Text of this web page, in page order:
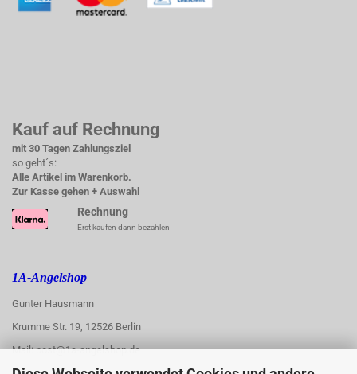
Kauf auf Rechnung
mit 30 Tagen Zahlungsziel
so geht´s:
Alle Artikel im Warenkorb.
Zur Kasse gehen + Auswahl
Rechnung
Erst kaufen dann bezahlen
1A-Angelshop
Gunter Hausmann
Krumme Str. 19, 12526 Berlin
Mail: post@1a-angelshop.de